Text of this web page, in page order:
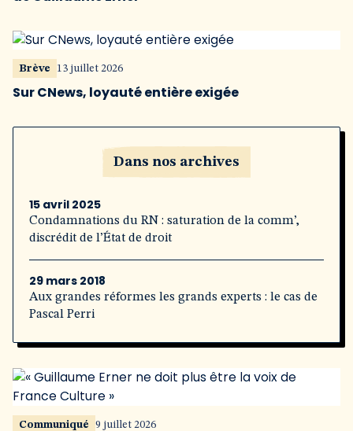
Brève 13 juillet 2026
Sur CNews, loyauté entière exigée
Dans nos archives
15 avril 2025
Condamnations du RN : saturation de la comm’,
discrédit de l’État de droit
29 mars 2018
Aux grandes réformes les grands experts : le cas de
Pascal Perri
Communiqué 9 juillet 2026